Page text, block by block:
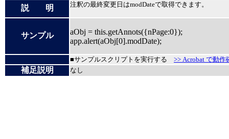
説 明
注釈の最終変更日はmodDateで取得できます。
サンプル
aObj = this.getAnnots({nPage:0});
app.alert(aObj[0].modDate);
■サンプルスクリプトを実行する >> Acrobat で動作
補足説明 なし